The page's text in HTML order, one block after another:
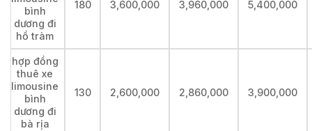
bình
dương đi
hồ tràm
180 3,600,000 3,960,000 5,400,000
hợp đồng
thuê xe
limousine
bình
dương đi
bà rịa
130 2,600,000 2,860,000 3,900,000